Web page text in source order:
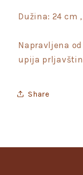
Dužina: 24 cm
Napravljena
upija
Share